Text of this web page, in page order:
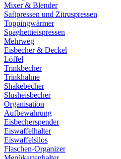
Mixer & Blender
Saftpressen und Zitruspressen
Toppingwärmer
Spaghettieispressen
Mehrweg
Eisbecher & Deckel
Löffel
Trinkbecher
Trinkhalme
Shakebecher
Slusheisbecher
Organisation
Aufbewahrung
Eisbecherspender
Eiswaffelhalter
Eiswaffelsilos
Flaschen-Organizer